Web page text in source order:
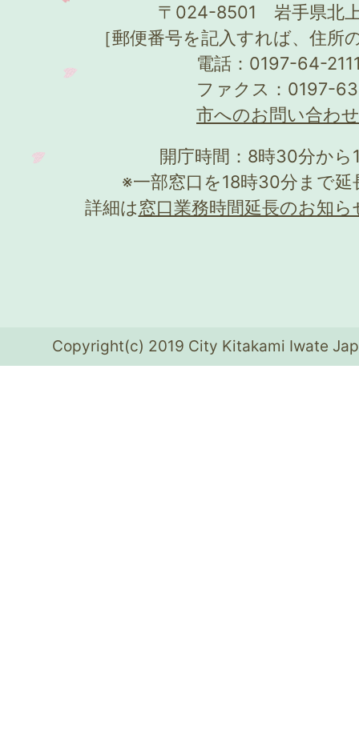
〒024-8501 岩手県北
［郵便番号を記入すれば、住所
電話：0197-64-
ファクス：0197-
市へのお問い合わ
開庁時間：8時30分か
※一部窓口を18時30分まで
詳細は窓口業務時間延長のお知ら
Copyright(c) 2019 City Kitakami Iwate